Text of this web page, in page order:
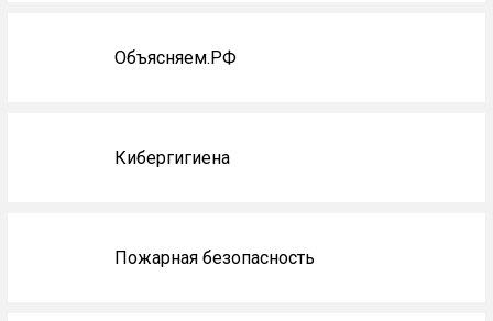
Объясняем.РФ
Кибергигиена
Пожарная безопасность